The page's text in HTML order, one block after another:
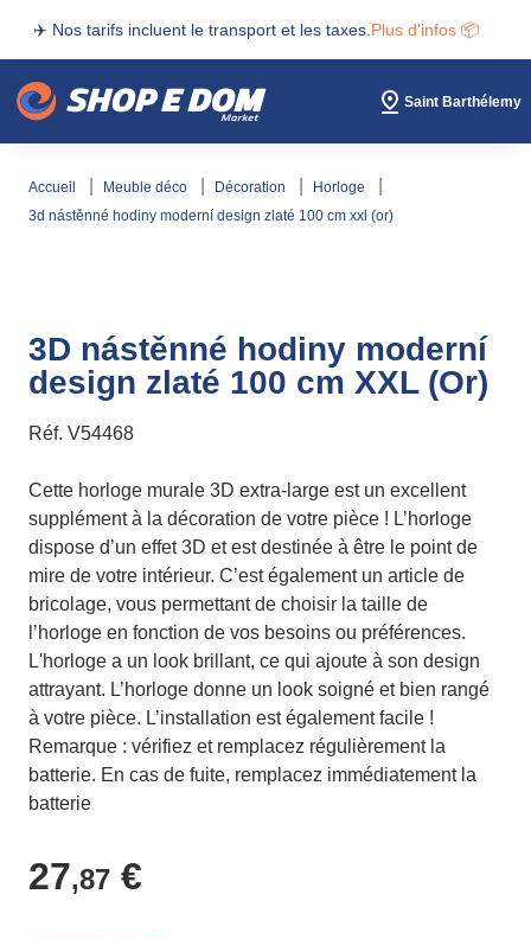
✈️ Nos tarifs incluent le transport et les taxes. Plus d'infos 📦
Saint Barthélemy
accueil meuble déco décoration
horloge
3d nástěnné hodiny moderní design zlaté 100 cm xxl (or)
3D nástěnné hodiny moderní
design zlaté 100 cm XXL (Or)
Réf. V54468
Cette horloge murale 3D extra-large est un excellent
supplément à la décoration de votre pièce ! L’horloge
dispose d’un effet 3D et est destinée à être le point de
mire de votre intérieur. C’est également un article de
bricolage, vous permettant de choisir la taille de
l’horloge en fonction de vos besoins ou préférences.
L'horloge a un look brillant, ce qui ajoute à son design
attrayant. L’horloge donne un look soigné et bien rangé
à votre pièce. L’installation est également facile !
Remarque : vérifiez et remplacez régulièrement la
batterie. En cas de fuite, remplacez immédiatement la
batterie
27,87 €